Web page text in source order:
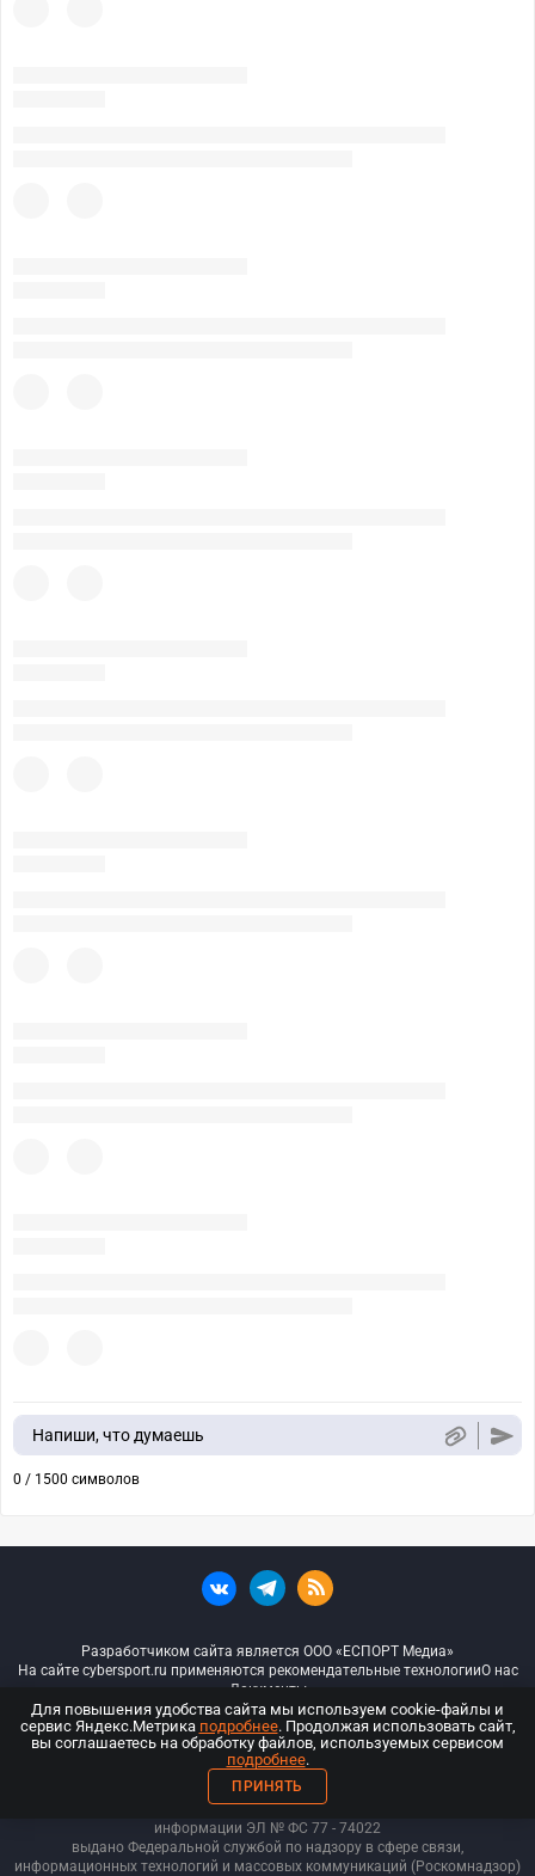
Напиши, что думаешь
0 / 1500 символов
Разработчиком сайта является ООО «ЕСПОРТ Медиа»
На сайте cybersport.ru применяются рекомендательные технологииО нас
Документы
© ООО «Киберспорт.ру» — Все права защищены
18+
ООО «Киберспорт.ру». Свидетельство о регистрации средств массовой
информации ЭЛ № ФС 77 - 74022
выдано Федеральной службой по надзору в сфере связи,
информационных технологий и массовых коммуникаций (Роскомнадзор)
Для повышения удобства сайта мы используем cookie-файлы и
сервис Яндекс.Метрика подробнее. Продолжая использовать сайт,
вы соглашаетесь на обработку файлов, используемых сервисом
подробнее.
ПРИНЯТЬ